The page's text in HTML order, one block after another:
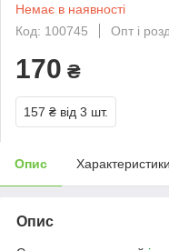
Немає в наявності
Код: 100745
Опт і
170 ₴
157 ₴ від 3 шт.
Опис Характеристики
Опис